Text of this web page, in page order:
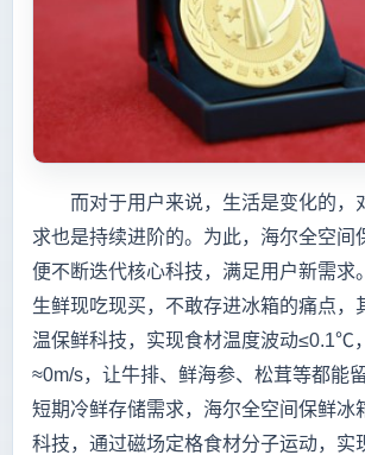
而对于用户来说，生活是变化的，
求也是持续进阶的。为此，海尔全空间
便不断迭代核心科技，满足用户新需求
生鲜现吃现买，不敢存进冰箱的痛点，
温保鲜科技，实现食材温度波动≤0.1℃
≈0m/s，让牛排、鲜海参、松茸等都能
短期冷鲜存储需求，海尔全空间保鲜冰
科技，通过磁场定格食材分子运动，实